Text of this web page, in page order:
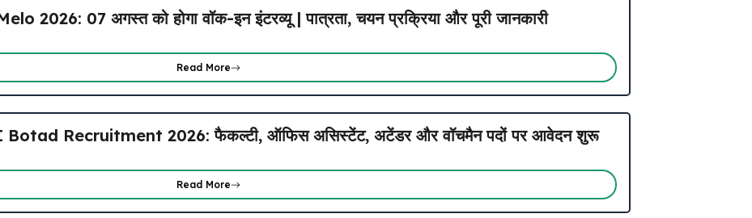
2026: 07 अगस्त को होगा वॉक-इन इंटरव्यू | पात्रता, चयन प्रक्रिया और पूरी जानकारी
Read More
Recruitment 2026: फैकल्टी, ऑफिस असिस्टेंट, अटेंडर और वॉचमैन पदों पर आवेदन शुरू
Read More